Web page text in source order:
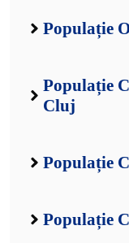
Populație
Populație
Cluj
Populație
Populație